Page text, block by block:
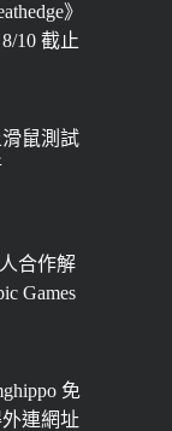
》
10 截止
鼠測試
人合作解
Games
免
連網址